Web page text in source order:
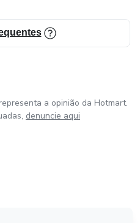
a opinião da Hotmart.
denuncie aqui